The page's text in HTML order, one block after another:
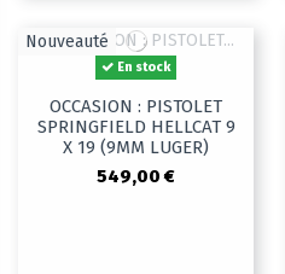
Nouveauté
En stock
OCCASION : PISTOLET
SPRINGFIELD HELLCAT 9
X 19 (9MM LUGER)
549,00 €